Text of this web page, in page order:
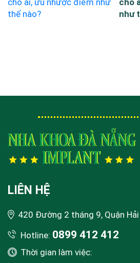
như
LIÊN HỆ
420 Đường 2 tháng 9, Quận
Hotline: 0899 412 412
Thời gian làm việc: